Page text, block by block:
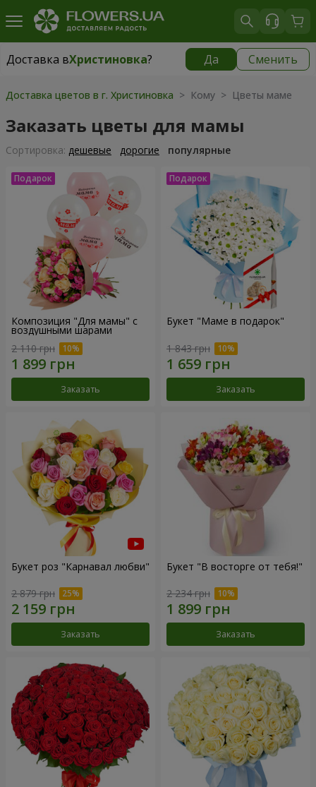
Доставка вХристиновка? Да Сменить
Доставка вХристиновка|
Доставка цветов в г. Христиновка > Кому > Цветы маме
Заказать цветы для мамы
Cортировка: дешевые дорогие популярные
Композиция "Для мамы" с
воздушными шарами
2 110 грн
Заказать
Букет "Маме в подарок"
1 843 грн
Заказать
Букет роз "Карнавал любви"
2 879 грн
Заказать
Букет "В восторге от тебя!"
2 234 грн
Заказать